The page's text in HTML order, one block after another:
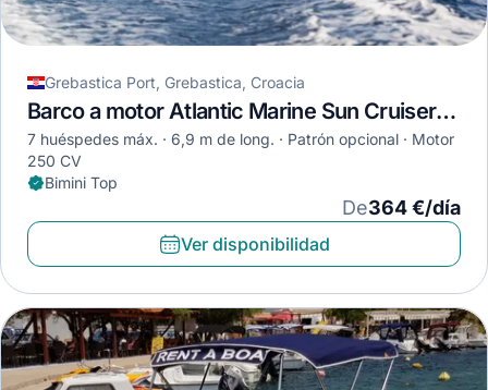
Grebastica Port, Grebastica, Croacia
Barco a motor Atlantic Marine Sun Cruiser 690 · 2019
7 huéspedes máx. 6,9 m de long. Patrón opcional
Motor
250 CV
Bimini Top
De364 €/día
Ver disponibilidad